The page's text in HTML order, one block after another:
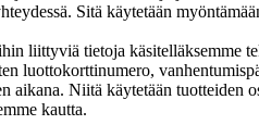
Sitä käytetään
liittyviä tietoja käsitelläksemme
luottokorttinumero,
aikana. Niitä käytetään tuotteiden
kautta.